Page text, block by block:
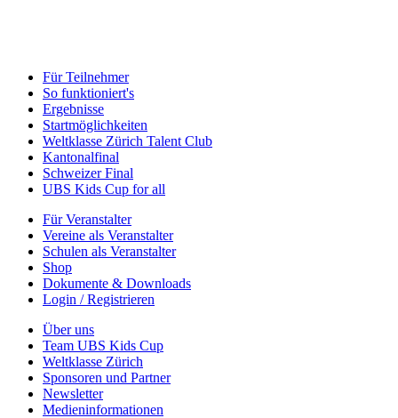
Für Teilnehmer
So funktioniert's
Ergebnisse
Startmöglichkeiten
Weltklasse Zürich Talent Club
Kantonalfinal
Schweizer Final
UBS Kids Cup for all
Für Veranstalter
Vereine als Veranstalter
Schulen als Veranstalter
Shop
Dokumente & Downloads
Login / Registrieren
Über uns
Team UBS Kids Cup
Weltklasse Zürich
Sponsoren und Partner
Newsletter
Medieninformationen